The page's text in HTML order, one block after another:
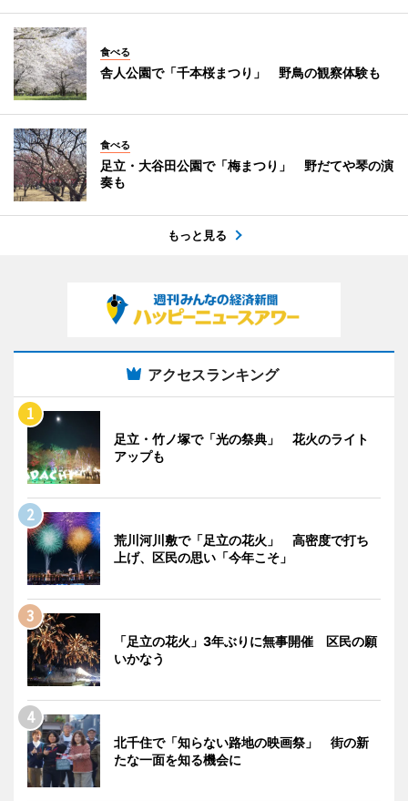
食べる
舎人公園で「千本桜まつり」 野鳥の観察体験も
食べる
足立・大谷田公園で「梅まつり」 野だてや琴の演
奏も
もっと見る
アクセスランキング
足立・竹ノ塚で「光の祭典」 花火のライト
アップも
荒川河川敷で「足立の花火」 高密度で打ち
上げ、区民の思い「今年こそ」
「足立の花火」3年ぶりに無事開催 区民の願
いかなう
北千住で「知らない路地の映画祭」 街の新
たな一面を知る機会に